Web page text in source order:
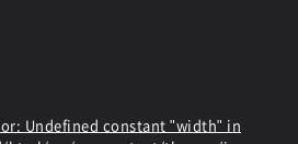
Undefined constant "width" in